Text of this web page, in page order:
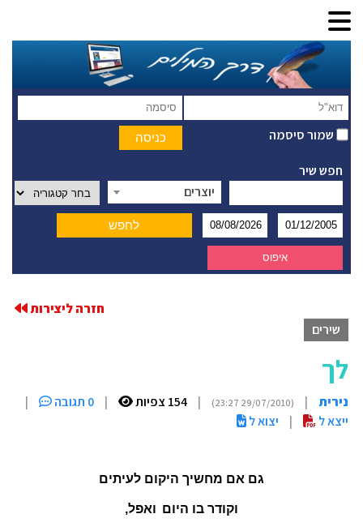
שמור סיסמה
חפש שיר
יוצרים
חזרה ליצירות
שירים
לך
נירית |
(29/07/2010 23:27)
| 154 צפיות | 0 תגובה
|
ייצא ל
| יצוא ל
גם אם מחשיך היקום לעיתים
וקודר בו היום ואפל,